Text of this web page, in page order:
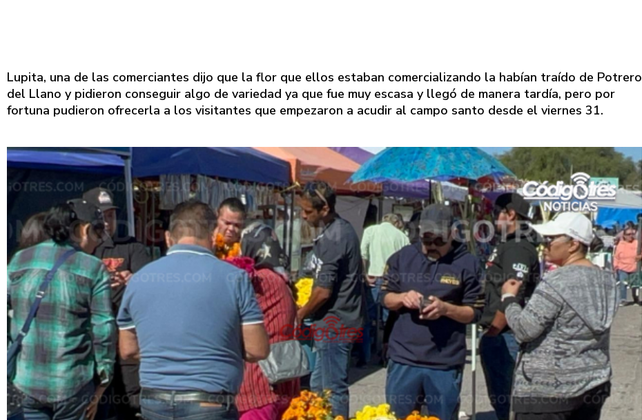
Lupita, una de las comerciantes dijo que la flor que ellos estaban comercializando la habían traído de Potrero
del Llano y pidieron conseguir algo de variedad ya que fue muy escasa y llegó de manera tardía, pero por
fortuna pudieron ofrecerla a los visitantes que empezaron a acudir al campo santo desde el viernes 31.